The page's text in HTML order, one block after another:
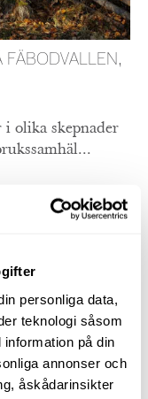
personliga data,
teknologi såsom
på din
annonser och
åskådarinsikter
FÄBODVALLEN,
olika skepnader